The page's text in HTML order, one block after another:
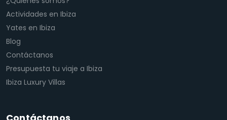
Actividades en Ibiza
Yates en Ibiza
Blog
Contáctanos
Presupuesta tu viaje a Ibiza
Ibiza Luxury Villas